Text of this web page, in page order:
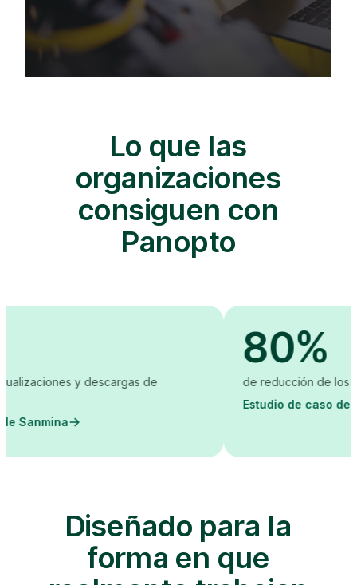
Lo que las
organizaciones
consiguen con
Panopto
de
de reducción de los costes de
Estudio de caso de la LKQ Academy
Diseñado para la
forma en que